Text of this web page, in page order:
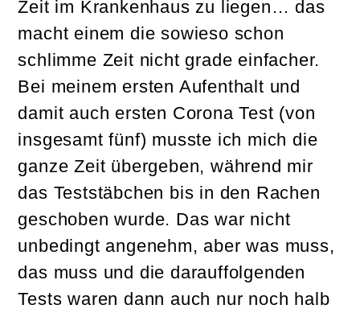
Zeit im Krankenhaus zu liegen… das
macht einem die sowieso schon
schlimme Zeit nicht grade einfacher.
Bei meinem ersten Aufenthalt und
damit auch ersten Corona Test (von
insgesamt fünf) musste ich mich die
ganze Zeit übergeben, während mir
das Teststäbchen bis in den Rachen
geschoben wurde. Das war nicht
unbedingt angenehm, aber was muss,
das muss und die darauffolgenden
Tests waren dann auch nur noch halb